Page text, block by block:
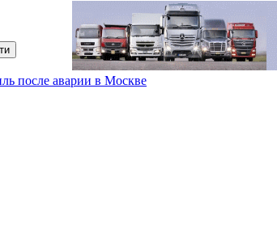
после аварии в Москве